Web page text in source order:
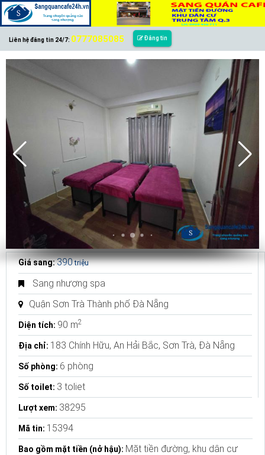
Liên hệ đăng tin 24/7: 0777085085 Đăng tin
Giá sang:390triệu
Sang nhượng spa
Quận Sơn Trà Thành phố Đà Nẵng
Diện tích: 90 m2
Địa chỉ: 183 Chính Hữu, An Hải Bắc, Sơn Trà, Đà Nẵng
Số phòng: 6 phòng
Số toilet: 3 toliet
Lượt xem: 38295
Mã tin: 15394
Bao gồm mặt tiền (nở hậu): Mặt tiền đường, khu dân cư